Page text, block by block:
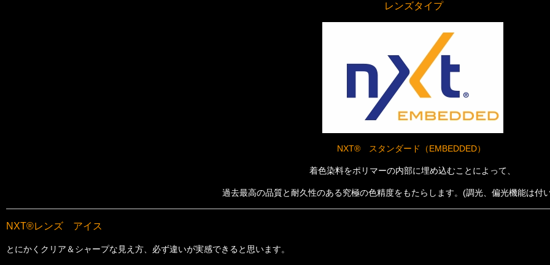
レンズタイプ
NXT® スタンダード（EMBEDDED）
着色染料をポリマーの内部に埋め込むことによって、
過去最高の品質と耐久性のある究極の色精度をもたらします。(調光、偏光機能は付い
NXT®レンズ アイス
とにかくクリア＆シャープな見え方、必ず違いが実感できると思います。